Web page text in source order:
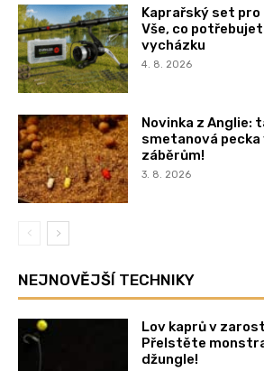
Kaprařský set
Vše, co
vycházku
4. 8. 2026
Novinka z Anglie:
smetanová
záběrům!
3. 8. 2026
NEJNOVĚJŠÍ TECHNIKY
Lov kaprů v
Přelstěte
džungle!